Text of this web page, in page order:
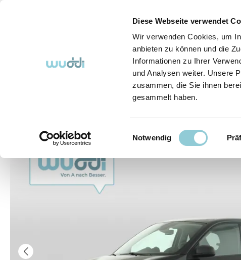
Diese Webseite verwendet
Wir verwenden Cookies, um
anbieten zu können und die
Informationen zu Ihrer
und Analysen weiter. Unsere
zusammen, die Sie ihnen
gesammelt haben.
Einwilligungsauswahl
Notwendig
Abo-Fahrzeuge So funktioniert's (FAQ) Über Uns
Bildergalerie überspringen